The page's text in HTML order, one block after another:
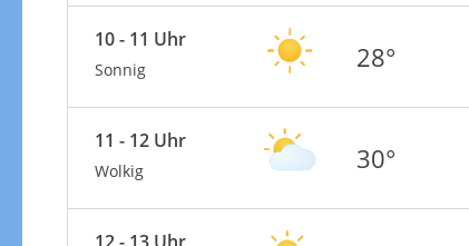
10 - 11 Uhr
Sonnig 28°
11 - 12 Uhr
Wolkig 30°